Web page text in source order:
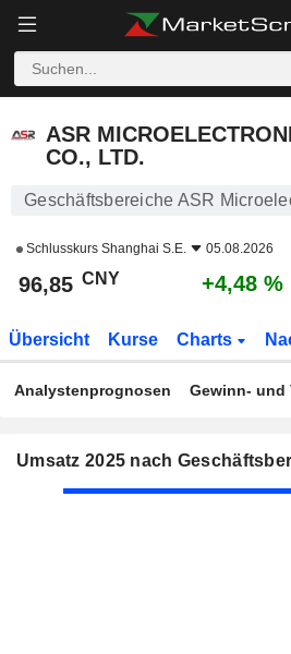
ASR
CO., LTD.
Geschäftsbereiche ASR
Schlusskurs Shanghai S.E. 05.08.2026
96,85 CNY +4,48 %
Übersicht Kurse Charts
Analystenprognosen Gewinn- und
Umsatz 2025 nach